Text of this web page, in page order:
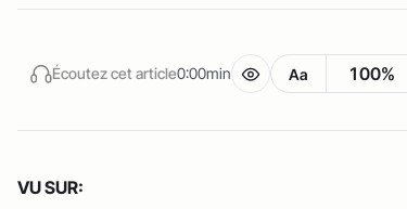
Écoutez cet article0:00min Aa 100%
VU SUR: